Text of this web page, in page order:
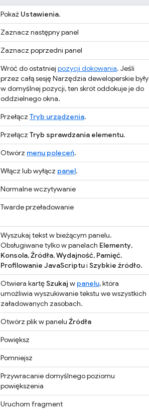
Pokaż Ustawienia.
Zaznacz następny panel
Zaznacz poprzedni panel
Wróć do ostatniej pozycji dokowania. Jeśli
przez całą sesję Narzędzia deweloperskie były
w domyślnej pozycji, ten skrót oddokuje je do
oddzielnego okna.
Przełącz Tryb urządzenia.
Przełącz Tryb sprawdzania elementu.
Otwórz menu poleceń.
Włącz lub wyłącz panel.
Normalne wczytywanie
Twarde przeładowanie
Wyszukaj tekst w bieżącym panelu.
Obsługiwane tylko w panelach Elementy,
Konsola,Źródła,Wydajność, Pamięć,
Profilowanie JavaScriptui Szybkie źródło.
Otwiera kartęSzukaj w panelu, która
umożliwia wyszukiwanie tekstu we wszystkich
załadowanych zasobach.
Otwórz plik w panelu Źródła
Powiększ
Pomniejsz
Przywracanie domyślnego poziomu
powiększenia
Uruchom fragment